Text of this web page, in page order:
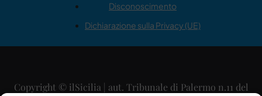
Disconoscimento
Dichiarazione sulla Privacy (UE)
Copyright © ilSicilia | aut. Tribunale di Palermo n.11 del